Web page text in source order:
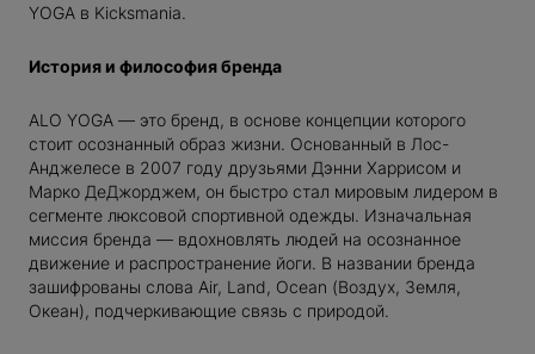
YOGA в Kicksmania.
История и философия бренда
ALO YOGA — это бренд, в основе концепции которого
стоит осознанный образ жизни. Основанный в Лос-
Анджелесе в 2007 году друзьями Дэнни Харрисом и
Марко ДеДжорджем, он быстро стал мировым лидером в
сегменте люксовой спортивной одежды. Изначальная
миссия бренда — вдохновлять людей на осознанное
движение и распространение йоги. В названии бренда
зашифрованы слова Air, Land, Ocean (Воздух, Земля,
Океан), подчеркивающие связь с природой.